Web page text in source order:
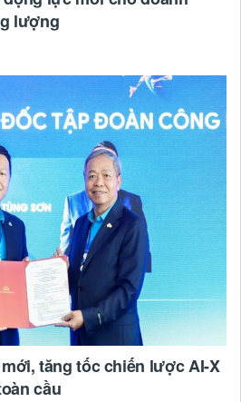
lượng
tăng tốc chiến lược AI-X
cầu